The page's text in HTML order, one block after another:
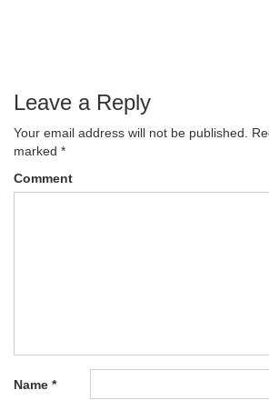
Leave a Reply
Your email address will not be published.
marked *
Comment
Name *